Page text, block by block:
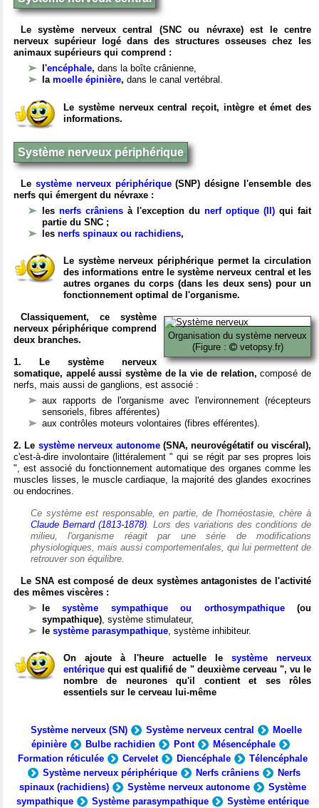
Le système nerveux central (SNC ou névraxe) est le centre
nerveux supérieur logé dans des structures osseuses chez les
animaux supérieurs qui comprend :
l'encéphale, dans la boîte crânienne,
la moelle épinière, dans le canal vertébral.
Le système nerveux central reçoit, intègre et émet des
informations.
Système nerveux périphérique
Le système nerveux périphérique(SNP) désigne l'ensemble des
nerfs qui émergent du névraxe :
les nerfs crâniens à l'exception du nerf optique (II) qui fait
partie du SNC ;
les nerfs spinaux ou rachidiens,
Le système nerveux périphérique permet la circulation
des informations entre le système nerveux central et les
autres organes du corps (dans les deux sens) pour un
fonctionnement optimal de l'organisme.
Organisation du système nerveux
(Figure :
vetopsy.fr)
Classiquement, ce système
nerveux périphérique comprend
deux branches.
1. Le système nerveux
somatique, appelé aussi système de la vie de relation, composé de
nerfs, mais aussi de ganglions, est associé :
aux rapports de l'organisme avec l'environnement (récepteurs
sensoriels, fibres afférentes)
aux contrôles moteurs volontaires (fibres efférentes).
2. Le système nerveux autonome(SNA, neurovégétatif ou viscéral),
c'est-à-dire involontaire (littéralement " qui se régit par ses propres lois
", est associé du fonctionnement automatique des organes comme les
muscles lisses, le muscle cardiaque, la majorité des glandes exocrines
ou endocrines.
Ce système est responsable, en partie, de l'homéostasie, chère à
Claude Bernard (1813-1878). Lors des variations des conditions de
milieu, l'organisme réagit par une série de modifications
physiologiques, mais aussi comportementales, qui lui permettent de
retrouver son équilibre.
Le SNA est composé de deux systèmes antagonistes de l'activité
des mêmes viscères :
lesystème sympathique ou orthosympathique(ou
sympathique), système stimulateur,
le système parasympathique, système inhibiteur.
On ajoute à l'heure actuelle le système nerveux
entérique qui est qualifié de " deuxième cerveau ", vu le
nombre de neurones qu'il contient et ses rôles
essentiels sur le cerveau lui-même
Système nerveux (SN) Système nerveux central
Moelle
épinière
Bulbe rachidien Pont
Mésencéphale
Formation réticulée
Cervelet Diencéphale
Télencéphale
Système nerveux périphérique
Nerfs crâniens
Nerfs
spinaux (rachidiens)
Système nerveux autonome
Système
sympathique
Système parasympathique
Système entérique